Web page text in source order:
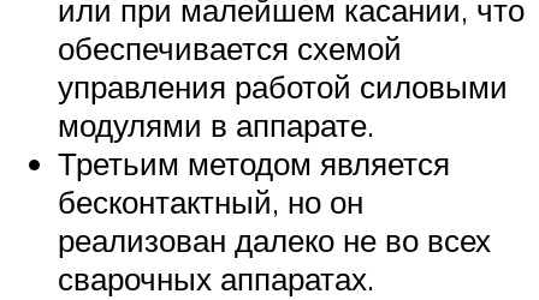
или при малейшем касании, что
обеспечивается схемой
управления работой силовыми
модулями в аппарате.
Третьим методом является
бесконтактный, но он
реализован далеко не во всех
сварочных аппаратах.